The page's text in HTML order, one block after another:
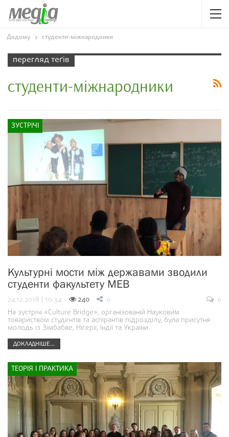
Додому студенти-міжнародники
перегляд теґів
студенти-міжнародники
ЗУСТРІЧІ
Культурні мости між державами зводили
студенти факультету МЕВ
24.12.2018 | 10:34 240 0
0
На зустрічі «Culture Bridge», організованій Науковим
товариством студентів та аспірантів підрозділу, була присутня
молодь із Зімбабве, Нігерії, Індії та України
ДОКЛАДНІШЕ...
ТЕОРІЯ І ПРАКТИКА